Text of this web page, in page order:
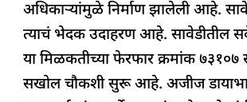
अधिकाऱ्यांमुळे निर्माण झालेली आहे.
त्याचं भेदक उदाहरण आहे. सावेडीतील
या मिळकतीच्या फेरफार क्रमांक ७३१०७
सखोल चौकशी सुरू आहे. अजीज